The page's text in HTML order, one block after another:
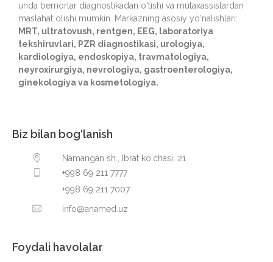
unda bemorlar diagnostikadan o‘tishi va mutaxassislardan
maslahat olishi mumkin. Markazning asosiy yo‘nalishlari:
MRT, ultratovush, rentgen, EEG, laboratoriya
tekshiruvlari, PZR diagnostikasi, urologiya,
kardiologiya, endoskopiya, travmatologiya,
neyroxirurgiya, nevrologiya, gastroenterologiya,
ginekologiya va kosmetologiya.
Biz bilan bog‘lanish
Namangan sh., Ibrat ko‘chasi, 21
+998 69 211 7777
+998 69 211 7007
info@anamed.uz
Foydali havolalar